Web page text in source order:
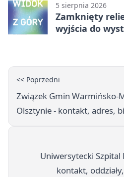
5 sierpnia 2026
Zamknięty
wyjścia do
<< Poprzedni
Związek Gmin Warmińsko-
Olsztynie - kontakt, adres,
Uniwersytecki Szpital
kontakt,